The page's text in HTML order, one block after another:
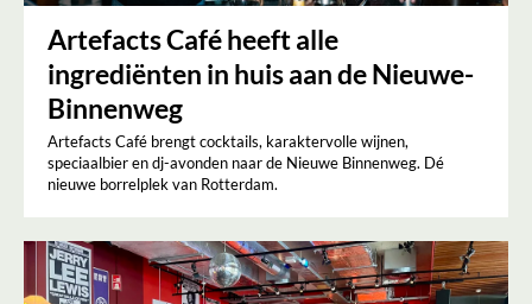
Artefacts Café heeft alle
ingrediënten in huis aan de Nieuwe-
Binnenweg
Artefacts Café brengt cocktails, karaktervolle wijnen,
speciaalbier en dj-avonden naar de Nieuwe Binnenweg. Dé
nieuwe borrelplek van Rotterdam.